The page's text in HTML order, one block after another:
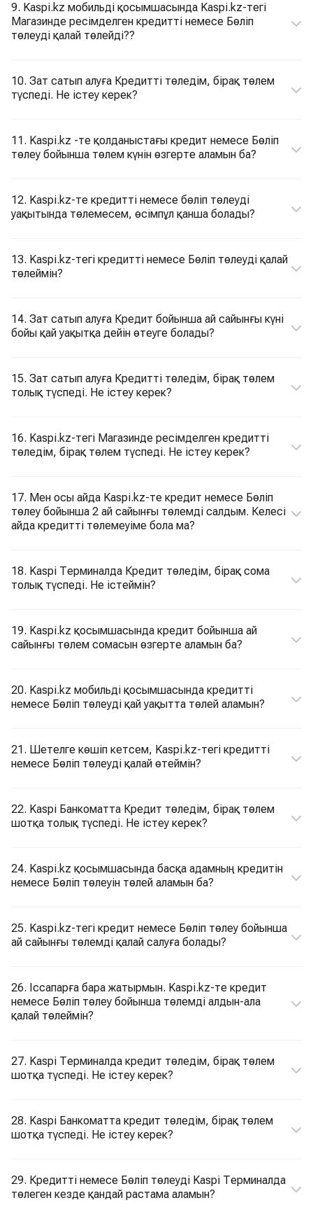
9. Kaspi.kz мобильді қосымшасында Kaspi.kz-тегі
Магазинде ресімделген кредитті немесе Бөліп
төлеуді қалай төлейді??
10. Зат сатып алуға Кредитті төледім, бірақ төлем
түспеді. Не істеу керек?
11. Kaspi.kz -те қолданыстағы кредит немесе Бөліп
төлеу бойынша төлем күнін өзгерте аламын ба?
12. Kaspi.kz-те кредитті немесе бөліп төлеуді
уақытында төлемесем, өсімпұл қанша болады?
13. Kaspi.kz-тегі кредитті немесе Бөліп төлеуді қалай
төлеймін?
14. Зат сатып алуға Кредит бойынша ай сайынғы күні
бойы қай уақытқа дейін өтеуге болады?
15. Зат сатып алуға Кредитті төледім, бірақ төлем
толық түспеді. Не істеу керек?
16. Kaspi.kz-тегі Магазинде ресімделген кредитті
төледім, бірақ төлем түспеді. Не істеу керек?
17. Мен осы айда Kaspi.kz-те кредит немесе Бөліп
төлеу бойынша 2 ай сайынғы төлемді салдым. Келесі
айда кредитті төлемеуіме бола ма?
18. Kaspi Терминалда Кредит төледім, бірақ сома
толық түспеді. Не істеймін?
19. Kaspi.kz қосымшасында кредит бойынша ай
сайынғы төлем сомасын өзгерте аламын ба?
20. Kaspi.kz мобильді қосымшасында кредитті
немесе Бөліп төлеуді қай уақытта төлей аламын?
21. Шетелге көшіп кетсем, Kaspi.kz-тегі кредитті
немесе Бөліп төлеуді қалай өтеймін?
22. Kaspi Банкоматта Кредит төледім, бірақ төлем
шотқа толық түспеді. Не істеу керек?
24. Kaspi.kz қосымшасында басқа адамның кредитін
немесе Бөліп төлеуін төлей аламын ба?
25. Kaspi.kz-тегі кредит немесе Бөліп төлеу бойынша
ай сайынғы төлемді қалай салуға болады?
26. Іссапарға бара жатырмын. Kaspi.kz-те кредит
немесе Бөліп төлеу бойынша төлемді алдын-ала
қалай төлеймін?
27. Kaspi Терминалда кредит төледім, бірақ төлем
шотқа түспеді. Не істеу керек?
28. Kaspi Банкоматта кредит төледім, бірақ төлем
шотқа түспеді. Не істеу керек?
29. Кредитті немесе Бөліп төлеуді Kaspi Терминалда
төлеген кезде қандай растама аламын?